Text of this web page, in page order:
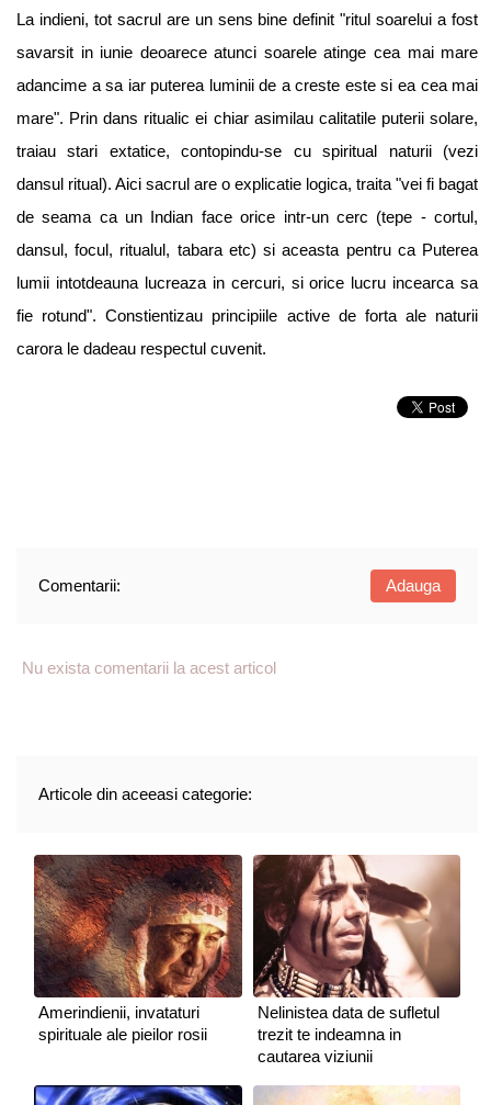
La indieni, tot sacrul are un sens bine definit "ritul soarelui a fost
savarsit in iunie deoarece atunci soarele atinge cea mai mare
adancime a sa iar puterea luminii de a creste este si ea cea mai
mare". Prin dans ritualic ei chiar asimilau calitatile puterii solare,
traiau stari extatice, contopindu-se cu spiritual naturii (vezi
dansul ritual). Aici sacrul are o explicatie logica, traita "vei fi bagat
de seama ca un Indian face orice intr-un cerc (tepe - cortul,
dansul, focul, ritualul, tabara etc) si aceasta pentru ca Puterea
lumii intotdeauna lucreaza in cercuri, si orice lucru incearca sa
fie rotund". Constientizau principiile active de forta ale naturii
carora le dadeau respectul cuvenit.
Comentarii: Adauga
Nu exista comentarii la acest articol
Articole din aceeasi categorie:
Amerindienii, invataturi
spirituale ale pieilor rosii
Nelinistea data de sufletul
trezit te indeamna in
cautarea viziunii